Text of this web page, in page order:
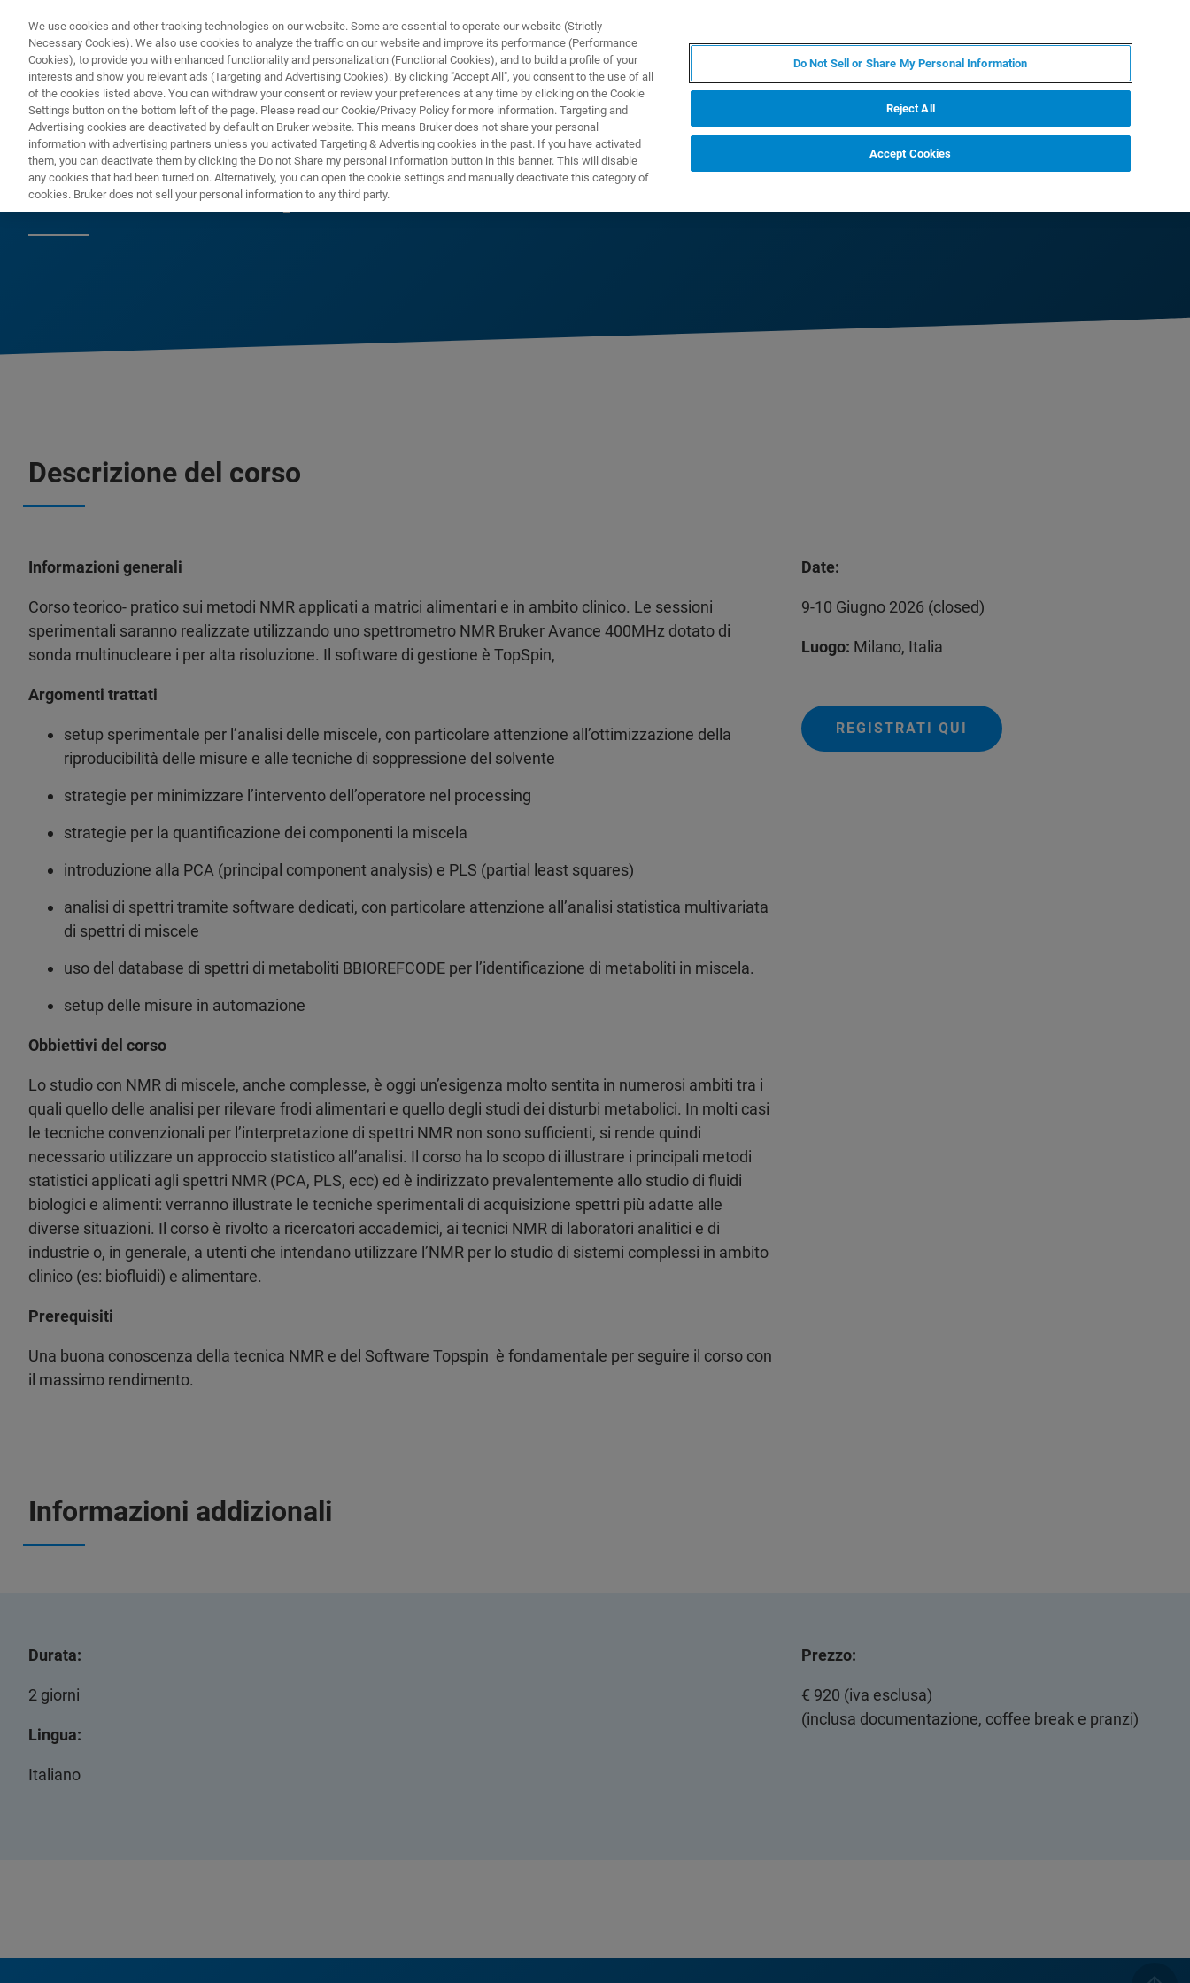
PRODUCTS & SOLUTIONS APPLICATIONS
NMR in campo Alimentare e Clinico
Descrizione del corso
Informazioni generali
Corso teorico- pratico sui metodi NMR applicati a matrici alimentari e in ambito clinico. Le sessioni
sperimentali saranno realizzate utilizzando uno spettrometro NMR Bruker Avance 400MHz dotato di
sonda multinucleare i per alta risoluzione. Il software di gestione è TopSpin,
Argomenti trattati
setup sperimentale per l’analisi delle miscele, con particolare attenzione all’ottimizzazione della
riproducibilità delle misure e alle tecniche di soppressione del solvente
strategie per minimizzare l’intervento dell’operatore nel processing
strategie per la quantificazione dei componenti la miscela
introduzione alla PCA (principal component analysis) e PLS (partial least squares)
analisi di spettri tramite software dedicati, con particolare attenzione all’analisi statistica multivariata
di spettri di miscele
uso del database di spettri di metaboliti BBIOREFCODE per l’identificazione di metaboliti in miscela.
setup delle misure in automazione
Obbiettivi del corso
Lo studio con NMR di miscele, anche complesse, è oggi un’esigenza molto sentita in numerosi ambiti tra i
quali quello delle analisi per rilevare frodi alimentari e quello degli studi dei disturbi metabolici. In molti casi
le tecniche convenzionali per l’interpretazione di spettri NMR non sono sufficienti, si rende quindi
necessario utilizzare un approccio statistico all’analisi. Il corso ha lo scopo di illustrare i principali metodi
statistici applicati agli spettri NMR (PCA, PLS, ecc) ed è indirizzato prevalentemente allo studio di fluidi
biologici e alimenti: verranno illustrate le tecniche sperimentali di acquisizione spettri più adatte alle
diverse situazioni. Il corso è rivolto a ricercatori accademici, ai tecnici NMR di laboratori analitici e di
industrie o, in generale, a utenti che intendano utilizzare l’NMR per lo studio di sistemi complessi in ambito
clinico (es: biofluidi) e alimentare.
Prerequisiti
Una buona conoscenza della tecnica NMR e del Software Topspin è fondamentale per seguire il corso con
il massimo rendimento.
Date:
9-10 Giugno 2026 (closed)
Luogo: Milano, Italia
REGISTRATI QUI
Informazioni addizionali
Durata:
2 giorni
Lingua:
Italiano
Prezzo:
€ 920 (iva esclusa)
(inclusa documentazione, coffee break e pranzi)
We use cookies and other tracking technologies on our website. Some are essential to operate our website (Strictly
Necessary Cookies). We also use cookies to analyze the traffic on our website and improve its performance (Performance
Cookies), to provide you with enhanced functionality and personalization (Functional Cookies), and to build a profile of your
interests and show you relevant ads (Targeting and Advertising Cookies). By clicking "Accept All", you consent to the use of all
of the cookies listed above. You can withdraw your consent or review your preferences at any time by clicking on the Cookie
Settings button on the bottom left of the page. Please read our Cookie/Privacy Policy for more information. Targeting and
Advertising cookies are deactivated by default on Bruker website. This means Bruker does not share your personal
information with advertising partners unless you activated Targeting & Advertising cookies in the past. If you have activated
them, you can deactivate them by clicking the Do not Share my personal Information button in this banner. This will disable
any cookies that had been turned on. Alternatively, you can open the cookie settings and manually deactivate this category of
cookies. Bruker does not sell your personal information to any third party.
Do Not Sell or Share My Personal Information
Reject All
Accept Cookies